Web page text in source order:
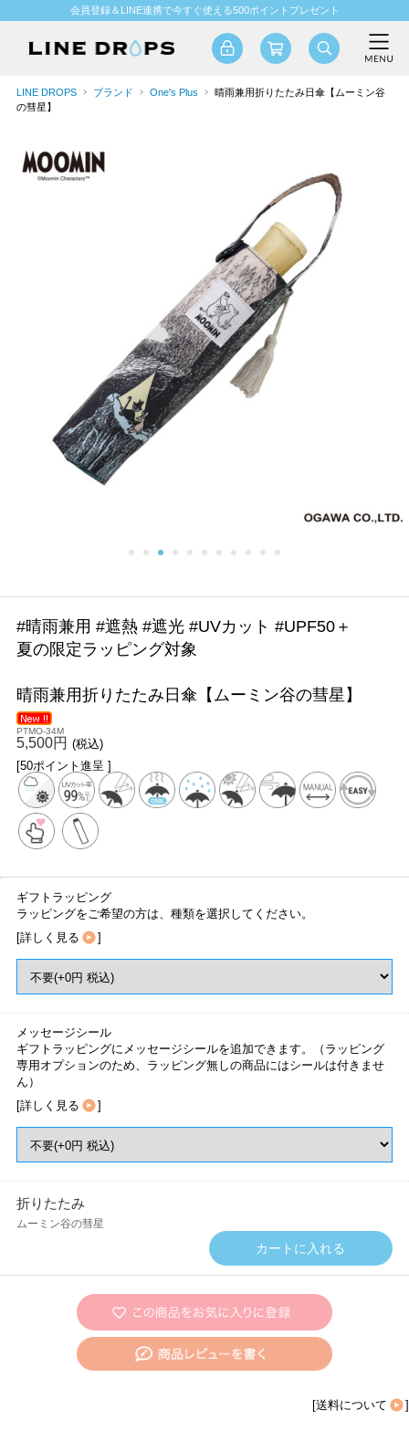
会員登録＆LINE連携で今すぐ使える500ポイントプレゼント
LINE DROPS ブランド One's Plus
晴雨兼用折りたたみ日傘【ムーミン谷
の彗星】
#晴雨兼用 #遮熱 #遮光 #UVカット #UPF50＋
夏の限定ラッピング対象
晴雨兼用折りたたみ日傘【ムーミン谷の彗星】
PTMO-34M
5,500円 (税込)
[50ポイント進呈 ]
ギフトラッピング
ラッピングをご希望の方は、種類を選択してください。
[詳しく見る ]
メッセージシール
ギフトラッピングにメッセージシールを追加できます。（ラッピング
専用オプションのため、ラッピング無しの商品にはシールは付きませ
ん）
[詳しく見る ]
折りたたみ
ムーミン谷の彗星
[送料について ]